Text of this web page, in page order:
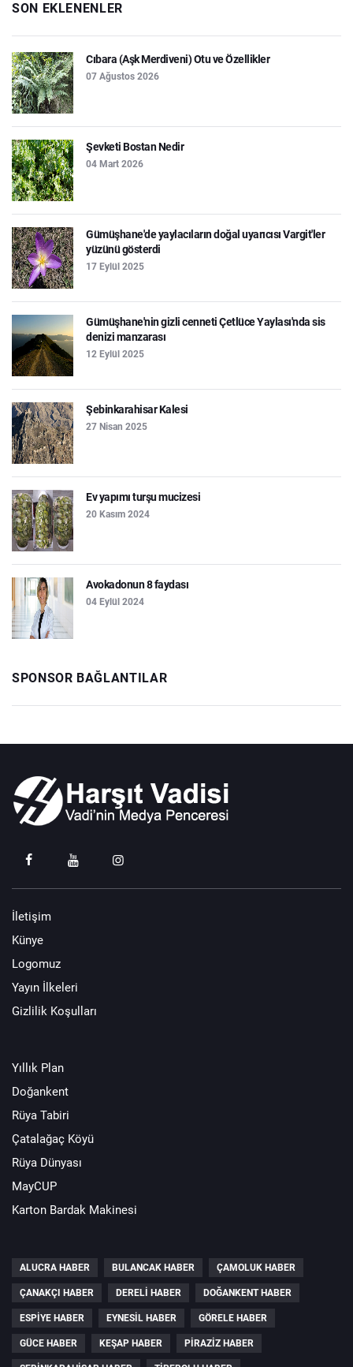
SON EKLENENLER
Cıbara (Aşk Merdiveni) Otu ve Özellikler
07 Ağustos 2026
Şevketi Bostan Nedir
04 Mart 2026
Gümüşhane'de yaylacıların doğal uyarıcısı Vargit'ler
yüzünü gösterdi
17 Eylül 2025
Gümüşhane'nin gizli cenneti Çetlüce Yaylası'nda sis
denizi manzarası
12 Eylül 2025
Şebinkarahisar Kalesi
27 Nisan 2025
Ev yapımı turşu mucizesi
20 Kasım 2024
Avokadonun 8 faydası
04 Eylül 2024
SPONSOR BAĞLANTILAR
İletişim
Künye
Logomuz
Yayın İlkeleri
Gizlilik Koşulları
Yıllık Plan
Doğankent
Rüya Tabiri
Çatalağaç Köyü
Rüya Dünyası
MayCUP
Karton Bardak Makinesi
ALUCRA HABER BULANCAK HABER ÇAMOLUK HABER
ÇANAKÇI HABER DERELI HABER DOĞANKENT HABER
ESPIYE HABER EYNESIL HABER GÖRELE HABER
GÜCE HABER KEŞAP HABER PIRAZIZ HABER